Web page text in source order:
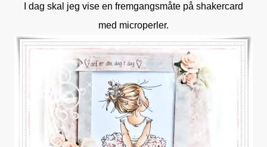
I dag skal jeg vise en fremgangsmåte på shakercard
med microperler.